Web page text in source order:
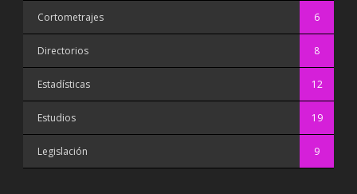
Cortometrajes 6
Directorios 8
Estadísticas 12
Estudios 19
Legislación 9